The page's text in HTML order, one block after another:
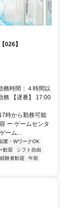
026】
務時間：４時間以
務 【遅番】 17:00
時から勤務可能
ー ゲームセンタ
ーム...
業・WワークOK
歓迎
シフト自由
験者歓迎
午前